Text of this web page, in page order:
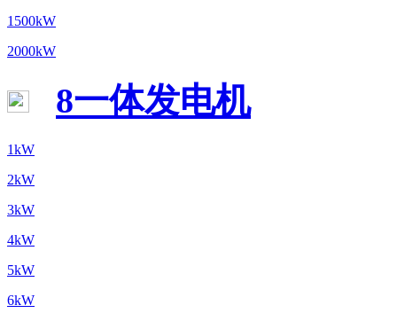
1500kW
2000kW
8一体发电机
1kW
2kW
3kW
4kW
5kW
6kW